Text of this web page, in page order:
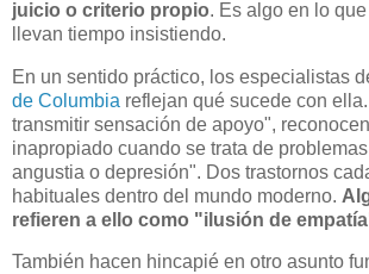
juicio o criterio propio. Es algo en lo
llevan tiempo insistiendo.
En un sentido práctico, los especialistas
de Columbia reflejan qué sucede con
transmitir sensación de apoyo",
inapropiado cuando se trata de
angustia o depresión". Dos trastornos
habituales dentro del mundo moderno.
refieren a ello como "ilusión de
También hacen hincapié en otro asunto